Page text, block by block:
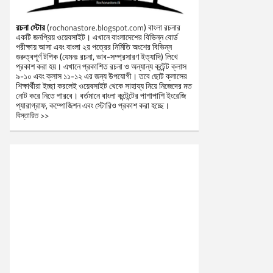
রচনা স্টোর(rochonastore.blogspot.com) বাংলা রচনার
একটি জনপ্রিয় ওয়েবসাইট। এখানে বাংলাদেশের বিভিন্ন বোর্ড
পরীক্ষায় আসা এবং বাংলা ২য় পত্রের নির্মিতি অংশের বিভিন্ন
গুরুত্বপূর্ণ টপিক (যেমনঃ রচনা, ভাব-সম্প্রসারণ ইত্যাদি) লিখে
প্রকাশ করা হয়। এখানে প্রকাশিত রচনা ও অন্যান্য কন্টেন্ট ক্লাস
৯-১০ এবং ক্লাস ১১-১২ এর জন্য উপযোগী। তবে ছোট ক্লাসের
শিক্ষার্থীরা ইচ্ছা করলেই ওয়েবসাইট থেকে সাহায্য নিয়ে নিজেদের মত
নোট করে নিতে পারবে। বর্তমানে বাংলা কন্টেন্টের পাশাপাশি ইংরেজি
প্যারাগ্রাফ, কম্পোজিশন এবং স্টোরিও প্রকাশ করা হচ্ছে।
বিস্তারিত >>